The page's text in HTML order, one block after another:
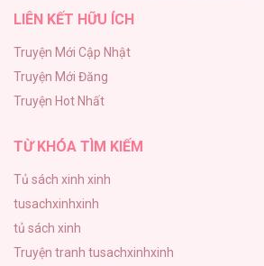
Ảo Mộng tình yêu
Con Tim Rung Động
47
LIÊN KẾT HỮU ÍCH
Truyện Mới Cập Nhật
Truyện Mới Đăng
Truyện Hot Nhất
TỪ KHÓA TÌM KIẾM
Tủ sách xinh xinh
tusachxinhxinh
tủ sách xinh
Truyện tranh tusachxinhxinh